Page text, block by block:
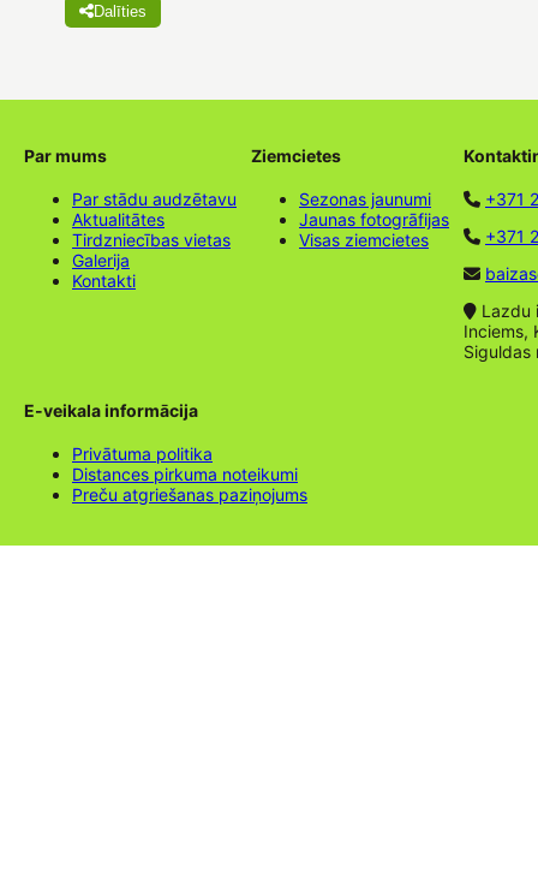
Dalīties
Par mums
Par stādu audzētavu
Aktualitātes
Tirdzniecības vietas
Galerija
Kontakti
Ziemcietes
Sezonas jaunumi
Jaunas fotogrāfijas
Visas ziemcietes
+371
+371
Lazdu
Inciems,
Siguldas
E-veikala informācija
Privātuma politika
Distances pirkuma noteikumi
Preču atgriešanas paziņojums